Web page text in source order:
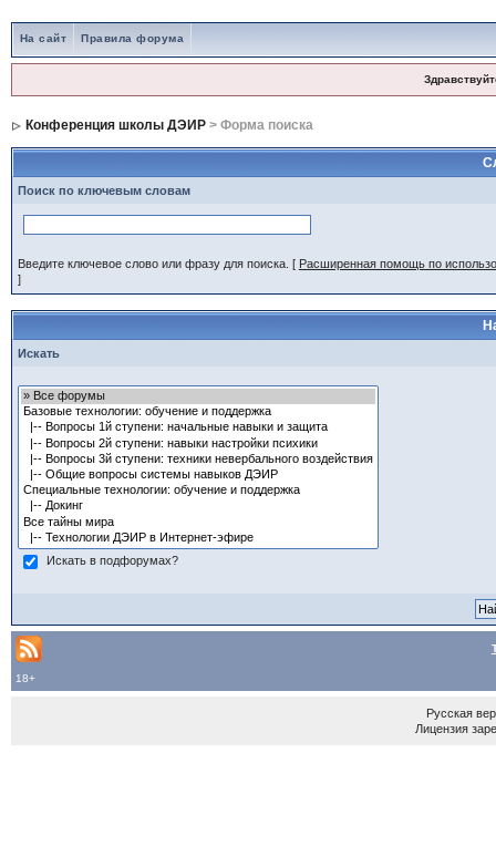
На сайт Правила форума
Конференция школы ДЭИР> Форма поиска
Поиск по ключевым словам
Введите ключевое слово или фразу для поиска. [ Расширенная помощь по
]
Искать
Искать в подфорумах?
18+
Русская
Лицензия